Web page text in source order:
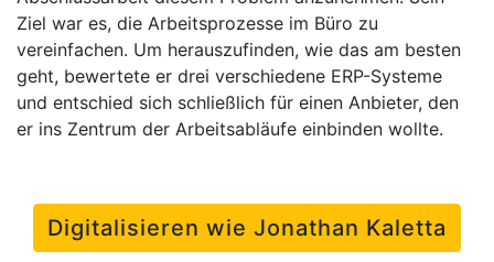
Ziel war es, die Arbeitsprozesse im Büro zu
vereinfachen. Um herauszufinden, wie das am besten
geht, bewertete er drei verschiedene ERP-Systeme
und entschied sich schließlich für einen Anbieter, den
er ins Zentrum der Arbeitsabläufe einbinden wollte.
Digitalisieren wie Jonathan Kaletta